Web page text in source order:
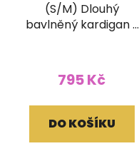
(S/M) Dlouhý
bavlněný kardigan s
795 Kč
DO KOŠÍKU